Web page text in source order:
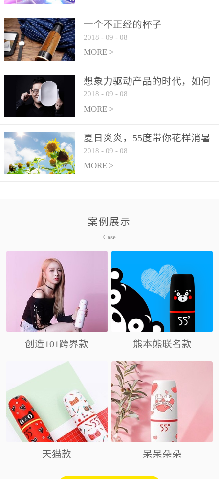
一个不正经的杯子
2018 - 09 - 08
MORE >
想象力驱动产品的时代，如何
讲好中国故事？
2018 - 09 - 08
MORE >
夏日炎炎，55度带你花样消暑
2018 - 09 - 08
MORE >
案例展示
Case
创造101跨界款 熊本熊联名款
天猫款 呆呆朵朵